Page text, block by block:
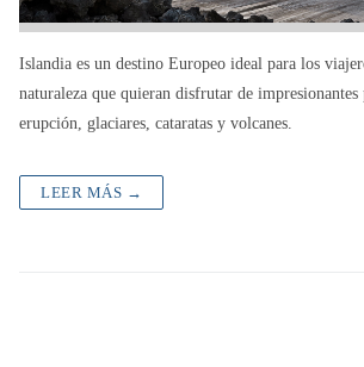
Islandia es un destino Europeo ideal para los
naturaleza que quieran disfrutar de impresionantes
erupción, glaciares, cataratas y volcanes.
LEER MÁS →